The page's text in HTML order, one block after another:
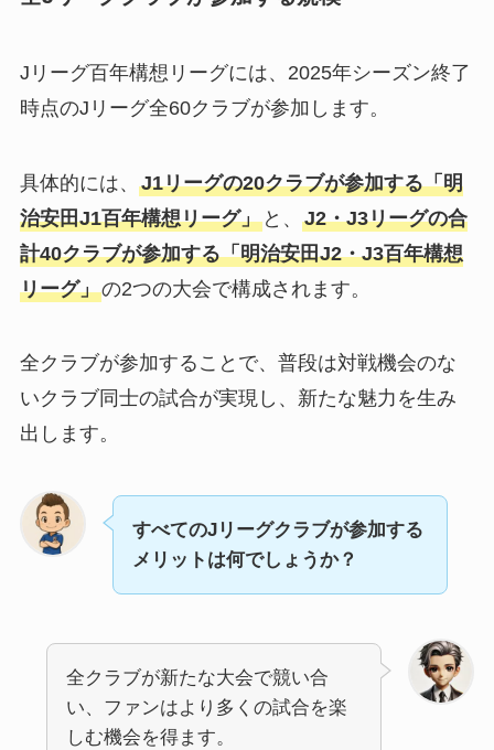
Jリーグ百年構想リーグには、2025年シーズン終了
時点のJリーグ全60クラブが参加します。
具体的には、 J1リーグの20クラブが参加する「明
治安田J1百年構想リーグ」と、 J2・J3リーグの合
計40クラブが参加する「明治安田J2・J3百年構想
リーグ」の2つの大会で構成されます。
全クラブが参加することで、普段は対戦機会のな
いクラブ同士の試合が実現し、新たな魅力を生み
出します。
すべてのJリーグクラブが参加する
メリットは何でしょうか？
全クラブが新たな大会で競い合
い、ファンはより多くの試合を楽
しむ機会を得ます。